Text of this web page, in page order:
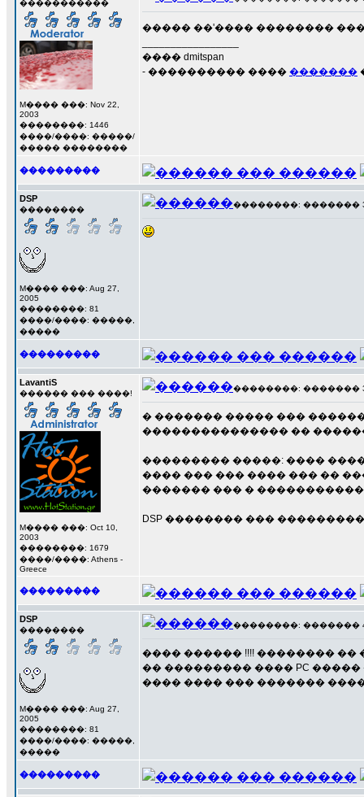
�����������
M���� ���: Nov 22,
2003
��������: 1446
����/����: �����/
����� ��������
����� ��'���� ��������
���� dmitspan
- ���������� ���� �������
���������
DSP
��������
M���� ���: Aug 27,
2005
��������: 81
����/����: �����,
�����
��������: ������� 3
���������
LavantiS
������ ��� ����!
M���� ���: Oct 10,
2003
��������: 1679
����/����: Athens -
Greece
��������: ������� 3
� ������� ����� ���
��������������� ��
��������� �����: ����
���� ��� ��� ���� ��� ��
������� ��� �
DSP �������� ���
���������
DSP
��������
M���� ���: Aug 27,
2005
��������: 81
����/����: �����,
�����
��������: ������� 4
���� ������ !!!! �������� ��
�� ��������� ���� PC
���� ���� ��� �������
���������